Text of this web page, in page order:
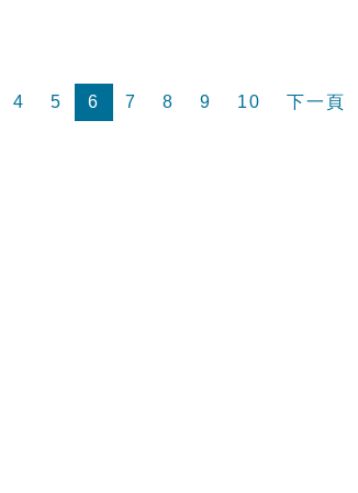
4 5 6 7 8 9 10 下一頁